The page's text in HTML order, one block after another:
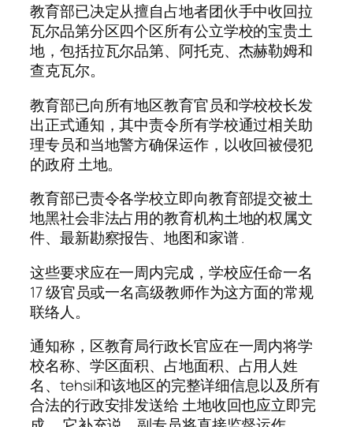
教育部已决定从擅自占地者团伙手中收回拉
瓦尔品第分区四个区所有公立学校的宝贵土
地，包括拉瓦尔品第、阿托克、杰赫勒姆和
查克瓦尔。
教育部已向所有地区教育官员和学校校长发
出正式通知，其中责令所有学校通过相关助
理专员和当地警方确保运作，以收回被侵犯
的政府 土地。
教育部已责令各学校立即向教育部提交被土
地黑社会非法占用的教育机构土地的权属文
件、最新勘察报告、地图和家谱 .
这些要求应在一周内完成，学校应任命一名
17 级官员或一名高级教师作为这方面的常规
联络人。
通知称，区教育局行政长官应在一周内将学
校名称、学区面积、占地面积、占用人姓
名、tehsil和该地区的完整详细信息以及所有
合法的行政安排发送给 土地收回也应立即完